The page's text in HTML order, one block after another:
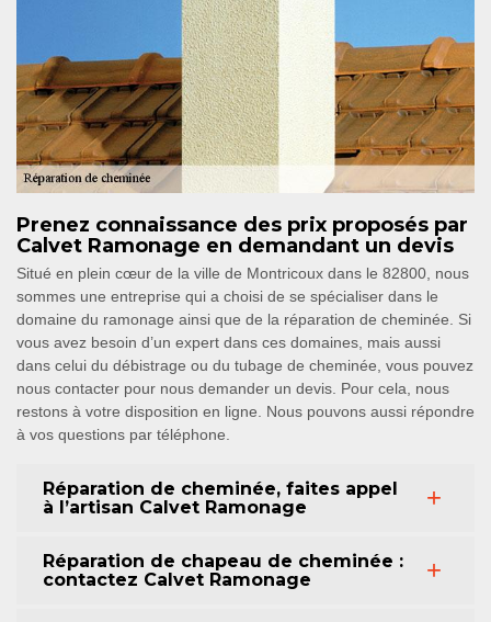
Prenez connaissance des prix proposés par
Calvet Ramonage en demandant un devis
Situé en plein cœur de la ville de Montricoux dans le 82800, nous
sommes une entreprise qui a choisi de se spécialiser dans le
domaine du ramonage ainsi que de la réparation de cheminée. Si
vous avez besoin d’un expert dans ces domaines, mais aussi
dans celui du débistrage ou du tubage de cheminée, vous pouvez
nous contacter pour nous demander un devis. Pour cela, nous
restons à votre disposition en ligne. Nous pouvons aussi répondre
à vos questions par téléphone.
Réparation de cheminée, faites appel
à l’artisan Calvet Ramonage
Réparation de chapeau de cheminée :
contactez Calvet Ramonage